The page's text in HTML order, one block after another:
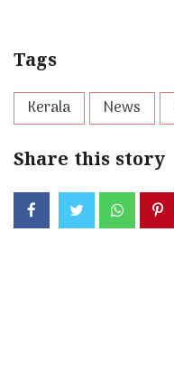
Tags
Kerala News
Share this story